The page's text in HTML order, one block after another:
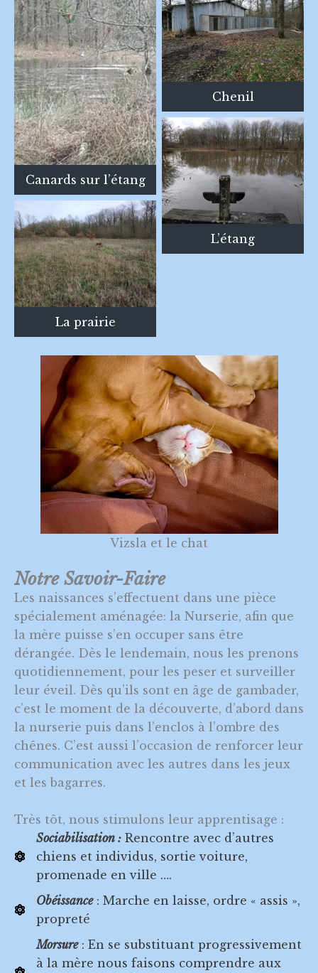
Canards sur l’étang
Chenil
L’étang
La prairie
Vizsla et le chat
Notre Savoir-Faire
Les naissances s’effectuent dans une pièce
spécialement aménagée: la Nurserie, afin que
la mère puisse s’en occuper sans être
dérangée. Dès le lendemain, nous les prenons
quotidiennement, pour les peser et surveiller
leur éveil. Dès qu’ils sont en âge de gambader,
c’est le moment de la découverte, d’abord dans
la nurserie puis dans l’enclos à l’ombre des
chênes. C’est aussi l’occasion de renforcer leur
communication avec les autres dans les jeux
et les bagarres.
Très tôt, nous stimulons leur apprentisage :
Sociabilisation : Rencontre avec d’autres
chiens et individus, sortie voiture,
promenade en ville ….
Obéissance: Marche en laisse, ordre « assis »,
propreté
Morsure: En se substituant progressivement
à la mère nous faisons comprendre aux